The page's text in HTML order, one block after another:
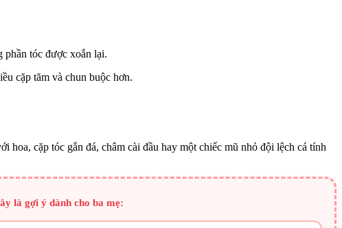
phần tóc được xoắn lại.
cặp tăm và chun buộc hơn.
cặp tóc gắn đá, châm cài đầu hay một chiếc mũ nhỏ đội lệch cá tính
là gợi ý dành cho ba mẹ: